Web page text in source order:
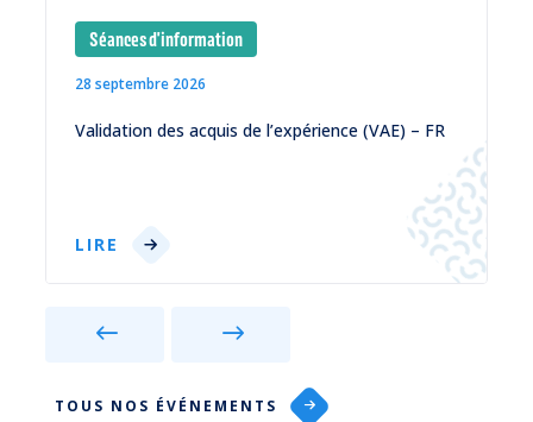
Séances d'information
28 septembre 2026
Validation des acquis de l’expérience (VAE) – FR
LIRE
TOUS NOS ÉVÉNEMENTS